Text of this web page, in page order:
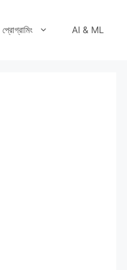
প্রোগ্রামিং AI & ML